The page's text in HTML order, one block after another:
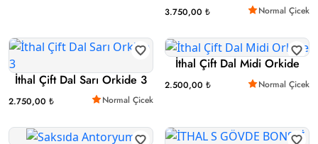
3.750,00 ₺ Normal Çicek
İthal Çift Dal Sarı Orkide 3
2.750,00 ₺ Normal Çicek
İthal Çift Dal Midi Orkide
2.500,00 ₺ Normal Çicek